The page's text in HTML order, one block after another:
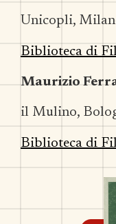
Unicopli,
Biblioteca di
Maurizio
il Mulino,
Biblioteca di